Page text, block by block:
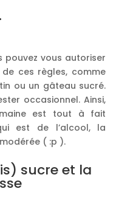
pouvez vous autoriser
ces règles, comme
ou un gâteau sucré.
occasionnel. Ainsi,
est tout à fait
est de l’alcool, la
( :p ).
sucre et la